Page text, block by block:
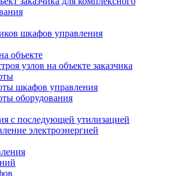
шкафов управления
объекте
узлов на объекте заказчика
шкафов управления
оборудования
с последующей утилизацией
электроэнергией